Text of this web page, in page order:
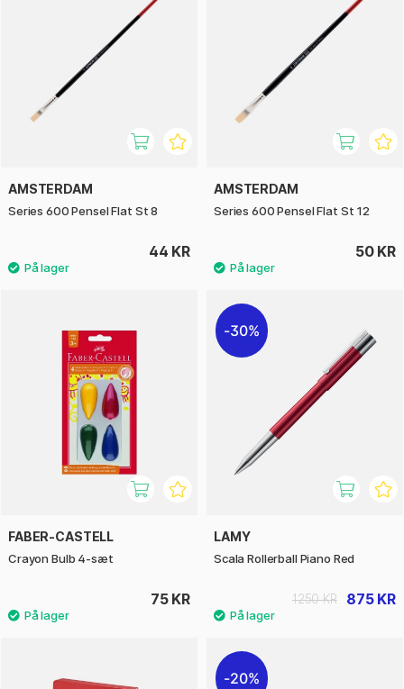
AMSTERDAM
Series 600 Pensel Flat St 8
44 KR
AMSTERDAM
Series 600 Pensel Flat St 12
50 KR
FABER-CASTELL
Crayon Bulb 4-sæt
75 KR
30%
LAMY
Scala Rollerball Piano Red
875 KR
1250 KR
20%